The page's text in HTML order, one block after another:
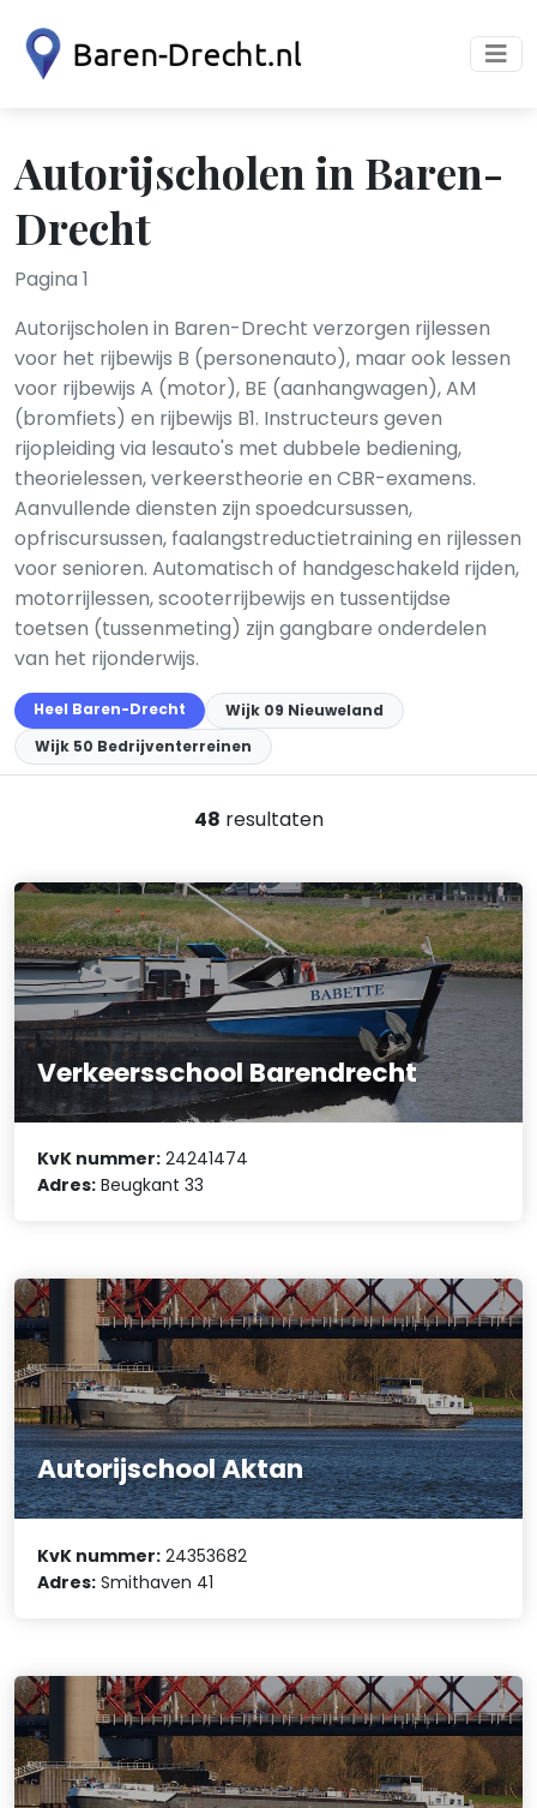
Autorijscholen in Baren-
Drecht
Pagina 1
Autorijscholen in Baren-Drecht verzorgen rijlessen
voor het rijbewijs B (personenauto), maar ook lessen
voor rijbewijs A (motor), BE (aanhangwagen), AM
(bromfiets) en rijbewijs B1. Instructeurs geven
rijopleiding via lesauto's met dubbele bediening,
theorielessen, verkeerstheorie en CBR-examens.
Aanvullende diensten zijn spoedcursussen,
opfriscursussen, faalangstreductietraining en rijlessen
voor senioren. Automatisch of handgeschakeld rijden,
motorrijlessen, scooterrijbewijs en tussentijdse
toetsen (tussenmeting) zijn gangbare onderdelen
van het rijonderwijs.
Heel Baren-Drecht
Wijk 09 Nieuweland
Wijk 50 Bedrijventerreinen
48 resultaten
Verkeersschool Barendrecht
KvK nummer: 24241474
Adres: Beugkant 33
Autorijschool Aktan
KvK nummer: 24353682
Adres: Smithaven 41